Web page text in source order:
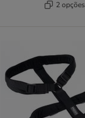
2 opções